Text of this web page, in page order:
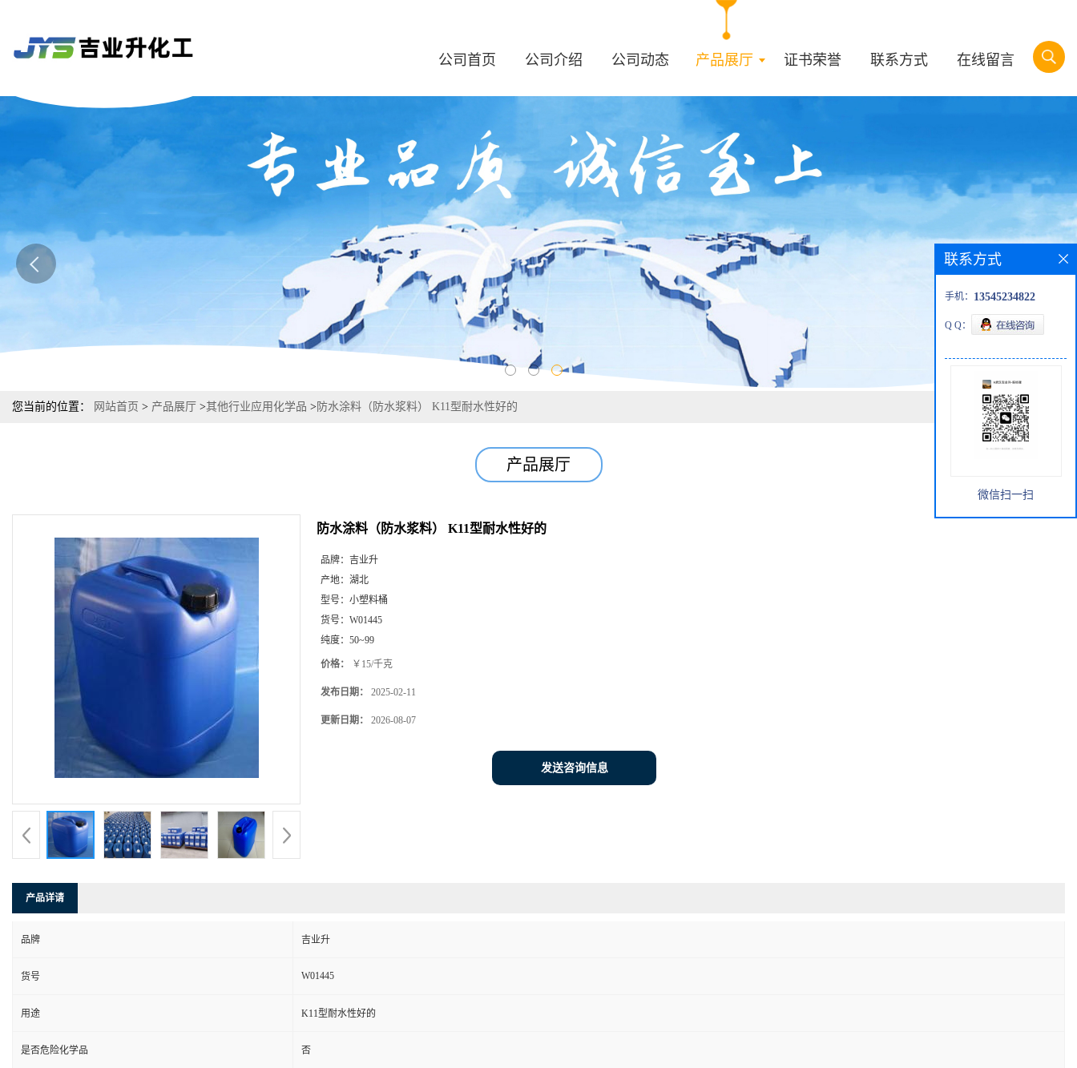
公司首页 公司介绍 公司动态 产品展厅 证书荣誉 联系方式 在线留言
您当前的位置： 网站首页 > 产品展厅 >其他行业应用化学品 > 防水涂料（防水浆料） K11型耐水性好的
产品展厅
防水涂料（防水浆料） K11型耐水性好的
品牌： 吉业升
产地： 湖北
型号： 小塑料桶
货号： W01445
纯度： 50~99
价格： ￥15/千克
发布日期： 2025-02-11
更新日期： 2026-08-07
发送咨询信息
产品详请
品牌 吉业升
货号 W01445
用途 K11型耐水性好的
是否危险化学品 否
联系方式
手机： 13545234822
Q Q：
微信扫一扫